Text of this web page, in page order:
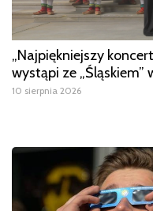
„Najpiękniejszy
wystąpi ze „Śląskiem”
10 sierpnia 2026